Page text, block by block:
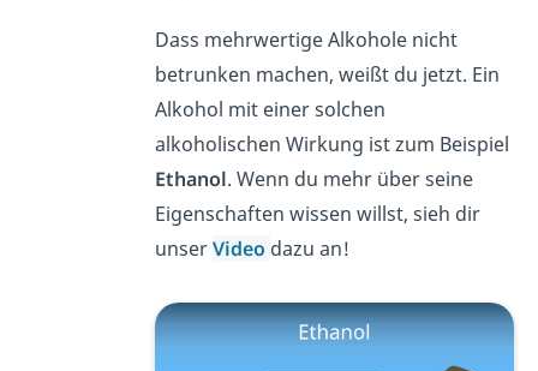
Dass mehrwertige Alkohole nicht
betrunken machen, weißt du jetzt. Ein
Alkohol mit einer solchen
alkoholischen Wirkung ist zum Beispiel
Ethanol. Wenn du mehr über seine
Eigenschaften wissen willst, sieh dir
unserVideo dazu an!